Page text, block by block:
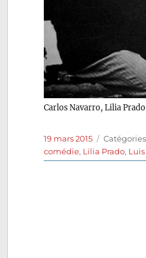
Carlos Navarro, Lilia
Publié
le
19 mars 2015 Catégories
comédie, Lilia Prado,